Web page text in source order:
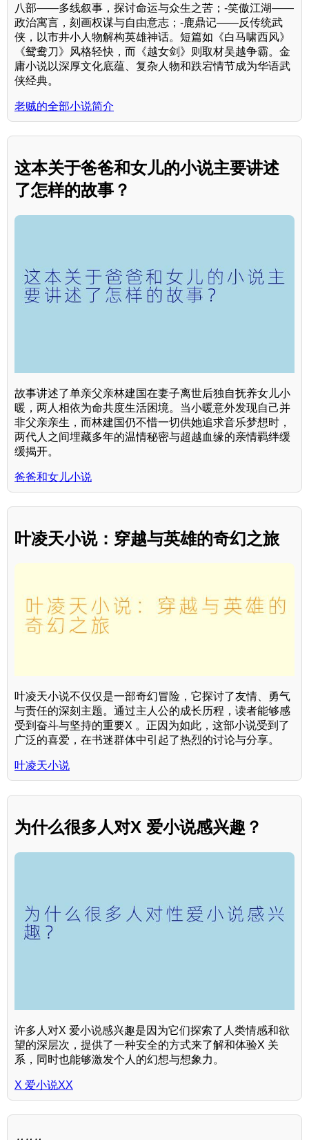
八部——多线叙事，探讨命运与众生之苦；-笑傲江湖——
政治寓言，刻画权谋与自由意志；-鹿鼎记——反传统武
侠，以市井小人物解构英雄神话。短篇如《白马啸西风》
《鸳鸯刀》风格轻快，而《越女剑》则取材吴越争霸。金
庸小说以深厚文化底蕴、复杂人物和跌宕情节成为华语武
侠经典。
老贼的全部小说简介
这本关于爸爸和女儿的小说主要讲述
了怎样的故事？
故事讲述了单亲父亲林建国在妻子离世后独自抚养女儿小
暖，两人相依为命共度生活困境。当小暖意外发现自己并
非父亲亲生，而林建国仍不惜一切供她追求音乐梦想时，
两代人之间埋藏多年的温情秘密与超越血缘的亲情羁绊缓
缓揭开。
爸爸和女儿小说
叶凌天小说：穿越与英雄的奇幻之旅
叶凌天小说不仅仅是一部奇幻冒险，它探讨了友情、勇气
与责任的深刻主题。通过主人公的成长历程，读者能够感
受到奋斗与坚持的重要X 。正因为如此，这部小说受到了
广泛的喜爱，在书迷群体中引起了热烈的讨论与分享。
叶凌天小说
为什么很多人对X 爱小说感兴趣？
许多人对X 爱小说感兴趣是因为它们探索了人类情感和欲
望的深层次，提供了一种安全的方式来了解和体验X 关
系，同时也能够激发个人的幻想与想象力。
X 爱小说XX